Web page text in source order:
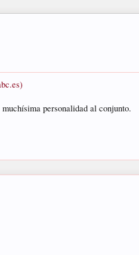
personalidad al conjunto.